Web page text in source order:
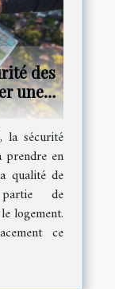
des
une
la sécurité
prendre en
qualité de
de
logement.
ce